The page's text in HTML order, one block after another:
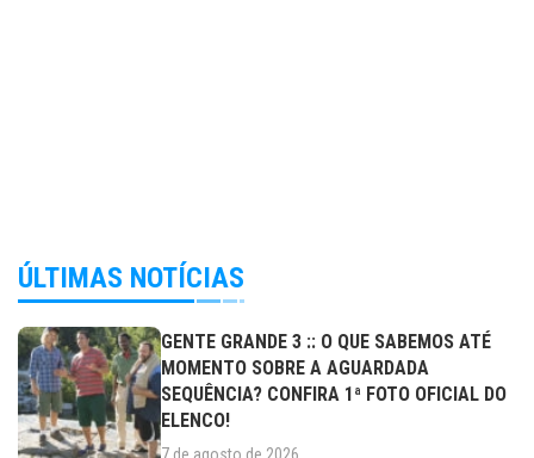
ÚLTIMAS NOTÍCIAS
GENTE GRANDE 3 :: O QUE SABEMOS ATÉ
MOMENTO SOBRE A AGUARDADA
SEQUÊNCIA? CONFIRA 1ª FOTO OFICIAL DO
ELENCO!